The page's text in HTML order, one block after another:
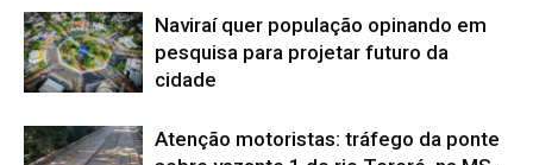
Naviraí quer população opinando em
pesquisa para projetar futuro da
cidade
Atenção motoristas: tráfego da ponte